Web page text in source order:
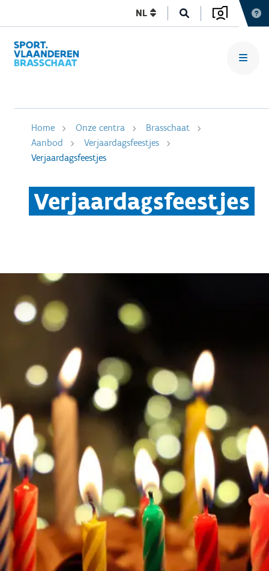
NL
Home Onze centra
Brasschaat
Aanbod
Verjaardagsfeestjes
Verjaardagsfeestjes
Verjaardagsfeestjes